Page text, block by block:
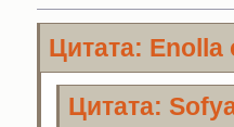
Цитата: Enolla
Цитата: